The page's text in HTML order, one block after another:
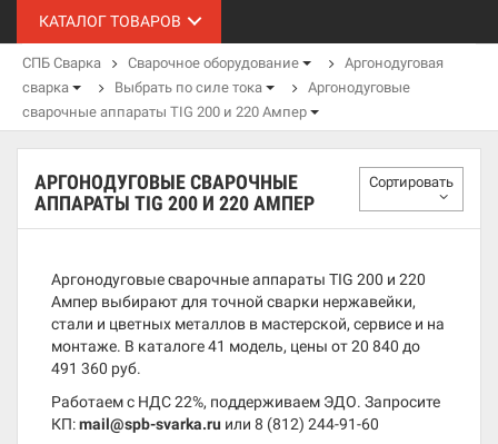
КАТАЛОГ ТОВАРОВ
СПБ Сварка Сварочное оборудование
Аргонодуговая
сварка
Выбрать по силе тока
Аргонодуговые
сварочные аппараты TIG 200 и 220 Ампер
АРГОНОДУГОВЫЕ СВАРОЧНЫЕ
АППАРАТЫ TIG 200 И 220 АМПЕР
Сортировать
Аргонодуговые сварочные аппараты TIG 200 и 220
Ампер выбирают для точной сварки нержавейки,
стали и цветных металлов в мастерской, сервисе и на
монтаже. В каталоге 41 модель, цены от 20 840 до
491 360 руб.
Работаем с НДС 22%, поддерживаем ЭДО. Запросите
КП:mail@spb-svarka.ru или 8 (812) 244-91-60